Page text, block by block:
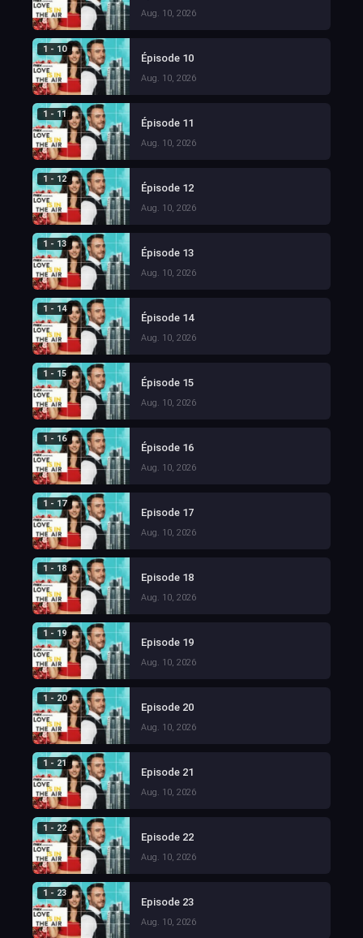
Aug. 10, 2026
1 - 10
Épisode 10
Aug. 10, 2026
1 - 11
Épisode 11
Aug. 10, 2026
1 - 12
Épisode 12
Aug. 10, 2026
1 - 13
Épisode 13
Aug. 10, 2026
1 - 14
Épisode 14
Aug. 10, 2026
1 - 15
Épisode 15
Aug. 10, 2026
1 - 16
Épisode 16
Aug. 10, 2026
1 - 17
Episode 17
Aug. 10, 2026
1 - 18
Episode 18
Aug. 10, 2026
1 - 19
Episode 19
Aug. 10, 2026
1 - 20
Episode 20
Aug. 10, 2026
1 - 21
Episode 21
Aug. 10, 2026
1 - 22
Episode 22
Aug. 10, 2026
1 - 23
Episode 23
Aug. 10, 2026